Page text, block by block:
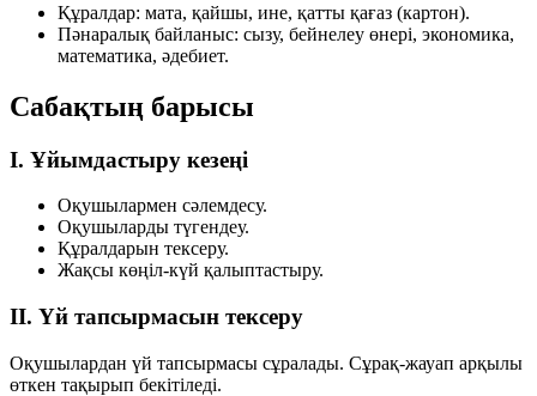
Құралдар: мата, қайшы, ине, қатты қағаз (картон).
Пәнаралық байланыс: сызу, бейнелеу өнері, экономика,
математика, әдебиет.
Сабақтың барысы
I. Ұйымдастыру кезеңі
Оқушылармен сәлемдесу.
Оқушыларды түгендеу.
Құралдарын тексеру.
Жақсы көңіл-күй қалыптастыру.
II. Үй тапсырмасын тексеру
Оқушылардан үй тапсырмасы сұралады. Сұрақ-жауап арқылы
өткен тақырып бекітіледі.